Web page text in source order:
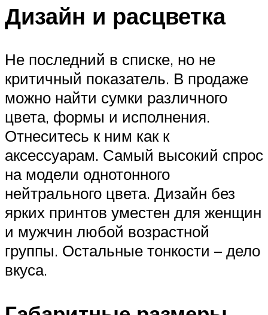
Дизайн и расцветка
Не последний в списке, но не
критичный показатель. В продаже
можно найти сумки различного
цвета, формы и исполнения.
Отнеситесь к ним как к
аксессуарам. Самый высокий спрос
на модели однотонного
нейтрального цвета. Дизайн без
ярких принтов уместен для женщин
и мужчин любой возрастной
группы. Остальные тонкости – дело
вкуса.